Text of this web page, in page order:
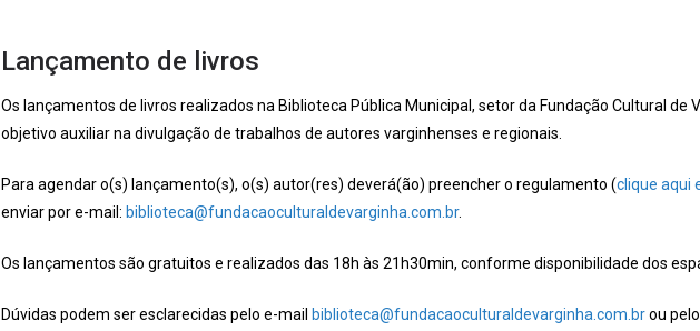
Lançamento de livros
Os lançamentos de livros realizados na Biblioteca Pública Municipal, setor da Fundação Cultural de
objetivo auxiliar na divulgação de trabalhos de autores varginhenses e regionais.
Para agendar o(s) lançamento(s), o(s) autor(res) deverá(ão) preencher o regulamento (clique aqui
enviar por e-mail: biblioteca@fundacaoculturaldevarginha.com.br.
Os lançamentos são gratuitos e realizados das 18h às 21h30min, conforme disponibilidade dos
Dúvidas podem ser esclarecidas pelo e-mail biblioteca@fundacaoculturaldevarginha.com.brou